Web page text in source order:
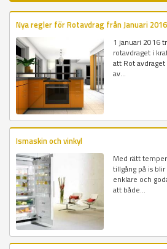
Nya regler för Rotavdrag från Januari 2016
1 januari 2016
rotavdraget i
att Rot avdraget
av...
Ismaskin och vinkyl
Med rätt
tillgång på is
enklare och
att både...